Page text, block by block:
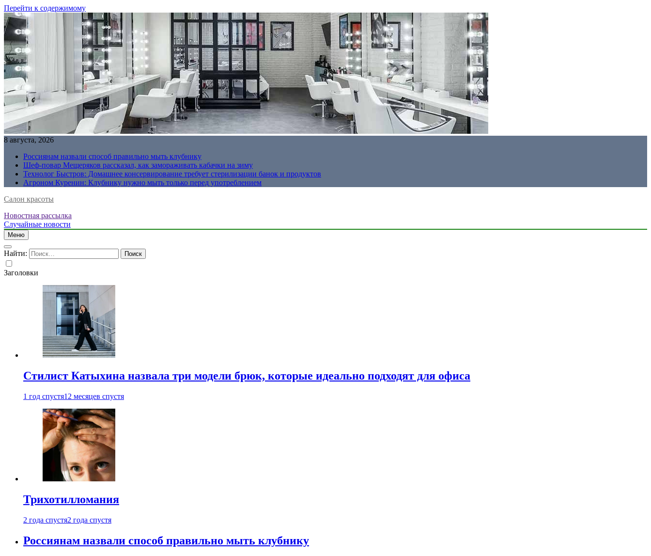
Перейти к содержимому
8 августа, 2026
Россиянам назвали способ правильно мыть клубнику
Шеф-повар Мещеряков рассказал, как замораживать кабачки на зиму
Технолог Быстров: Домашнее консервирование требует стерилизации банок и продуктов
Агроном Куренин: Клубнику нужно мыть только перед употреблением
Салон красоты
Новостная рассылка
Случайные новости
Меню
Найти:
Заголовки
Стилист Катыхина назвала три модели брюк, которые идеально подходят для офиса
1 год спустя12 месяцев спустя
Трихотилломания
2 года спустя2 года спустя
Россиянам назвали способ правильно мыть клубнику